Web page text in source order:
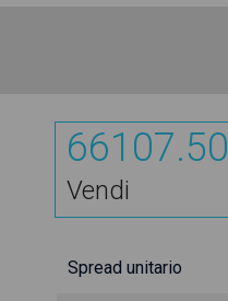
66107.50
Vendi
Spread unitario